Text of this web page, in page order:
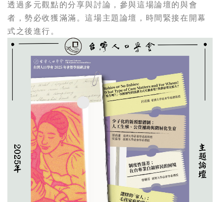
透過多元觀點的分享與討論，參與這場論壇的與會
者，勢必收獲滿滿。這場主題論壇，時間緊接在開幕
式之後進行。